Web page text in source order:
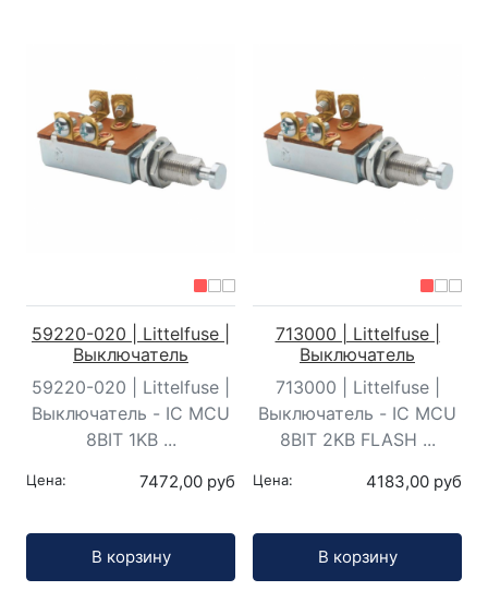
59220-020 | Littelfuse |
Выключатель
59220-020 | Littelfuse |
Выключатель - IC MCU
8BIT 1KB ...
Цена: 7472,00 руб
В корзину
713000 | Littelfuse |
Выключатель
713000 | Littelfuse |
Выключатель - IC MCU
8BIT 2KB FLASH ...
Цена: 4183,00 руб
В корзину